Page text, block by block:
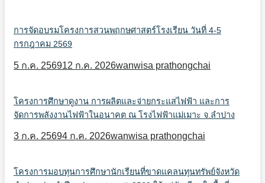
การจัดอบรมโครงการสวนพฤกษศาสตร์โรงเรียน วันที่ 4-5
กรกฎาคม 2569
5 ก.ค. 256912 ก.ค. 2026wanwisa prathongchai
โครงการศึกษาดูงาน การผลิตและจ่ายกระแสไฟฟ้า และการ
จัดการพลังงานไฟฟ้าในอนาคต ณ โรงไฟฟ้าแม่เมาะ จ.ลำปาง
3 ก.ค. 25694 ก.ค. 2026wanwisa prathongchai
โครงการมอบทุนการศึกษานักเรียนที่ขาดแคลนทุนทรัพย์จังหวัด